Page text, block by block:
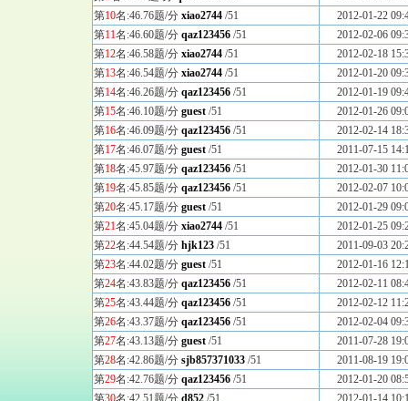
第10名:46.76题/分 xiao2744 /51
2012-01-22
第11名:46.60题/分 qaz123456 /51
2012-02-06
第12名:46.58题/分 xiao2744 /51
2012-02-18
第13名:46.54题/分 xiao2744 /51
2012-01-20
第14名:46.26题/分 qaz123456 /51
2012-01-19
第15名:46.10题/分 guest /51
2012-01-26
第16名:46.09题/分 qaz123456 /51
2012-02-14
第17名:46.07题/分 guest /51
2011-07-15
第18名:45.97题/分 qaz123456 /51
2012-01-30
第19名:45.85题/分 qaz123456 /51
2012-02-07
第20名:45.17题/分 guest /51
2012-01-29
第21名:45.04题/分 xiao2744 /51
2012-01-25
第22名:44.54题/分 hjk123 /51
2011-09-03
第23名:44.02题/分 guest /51
2012-01-16
第24名:43.83题/分 qaz123456 /51
2012-02-11
第25名:43.44题/分 qaz123456 /51
2012-02-12
第26名:43.37题/分 qaz123456 /51
2012-02-04
第27名:43.13题/分 guest /51
2011-07-28
第28名:42.86题/分 sjb857371033 /51
2011-08-19
第29名:42.76题/分 qaz123456 /51
2012-01-20
第30名:42.51题/分 d852 /51
2012-01-14